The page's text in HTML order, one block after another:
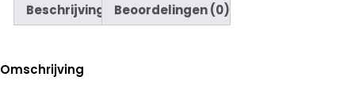
Beschrijving Beoordelingen (0)
Omschrijving